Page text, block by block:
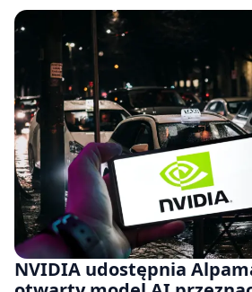
NVIDIA udostępnia